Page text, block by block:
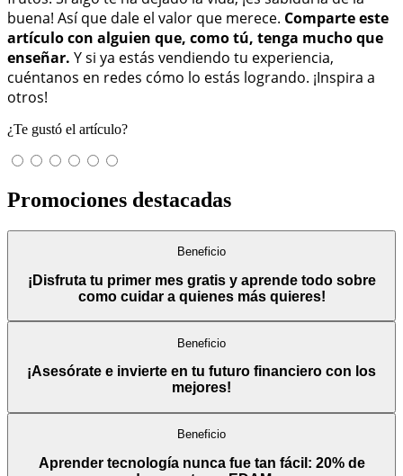
buena! Así que dale el valor que merece. Comparte este
artículo con alguien que, como tú, tenga mucho que
enseñar. Y si ya estás vendiendo tu experiencia,
cuéntanos en redes cómo lo estás logrando. ¡Inspira a
otros!
¿Te gustó el artículo?
Promociones destacadas
Beneficio
¡Disfruta tu primer mes gratis y aprende todo sobre
como cuidar a quienes más quieres!
Beneficio
¡Asesórate e invierte en tu futuro financiero con los
mejores!
Beneficio
Aprender tecnología nunca fue tan fácil: 20% de